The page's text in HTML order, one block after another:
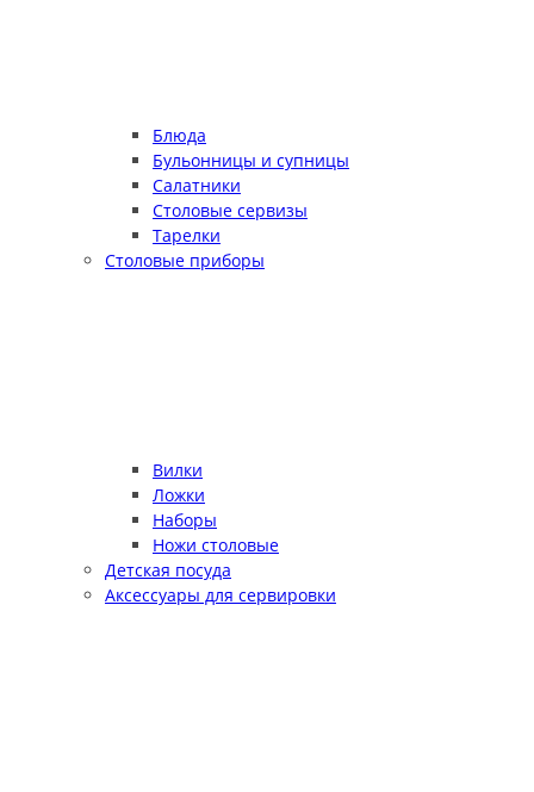
Блюда
Бульонницы и супницы
Салатники
Столовые сервизы
Тарелки
Столовые приборы
Вилки
Ложки
Наборы
Ножи столовые
Детская посуда
Аксессуары для сервировки